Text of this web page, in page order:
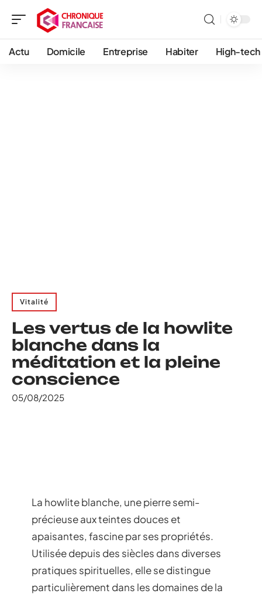
Actu Domicile Entreprise Habiter High-tech
Vitalité
Les vertus de la howlite
blanche dans la
méditation et la pleine
conscience
05/08/2025
La howlite blanche, une pierre semi-
précieuse aux teintes douces et
apaisantes, fascine par ses propriétés.
Utilisée depuis des siècles dans diverses
pratiques spirituelles, elle se distingue
particulièrement dans les domaines de la